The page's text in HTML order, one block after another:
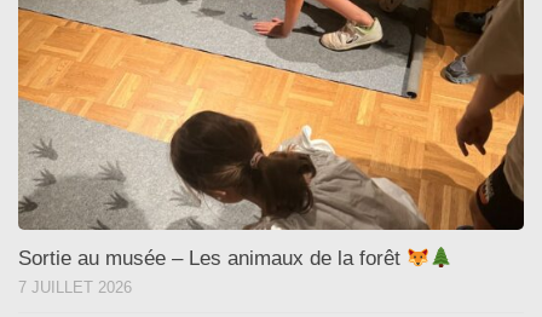
Sortie au musée – Les animaux de la forêt
7 JUILLET 2026